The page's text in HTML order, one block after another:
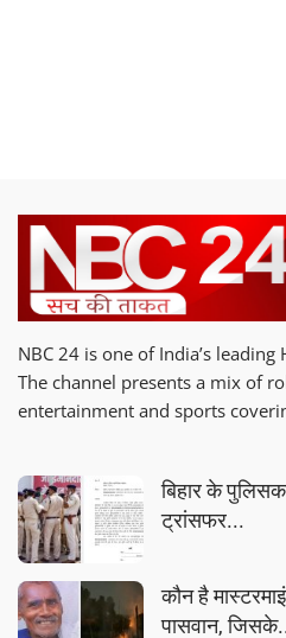
NBC 24 is one of India’s
The channel presents a mix of
entertainment and sports
बिहार के
ट्रांसफर...
कौन है
पासवान,